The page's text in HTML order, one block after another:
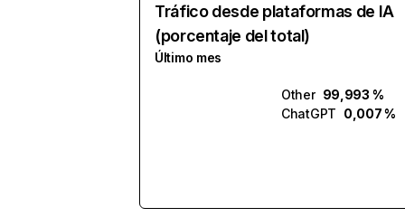
Tráfico desde plataformas de IA
(porcentaje del total)
Último mes
Other 99,993 %
ChatGPT 0,007 %